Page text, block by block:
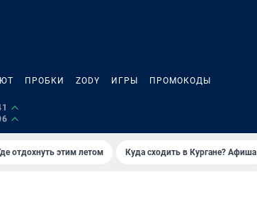
ПРОБКИ ZODY ИГРЫ ПРОМОКОДЫ
отдохнуть этим летом Куда сходить в Кургане? Афиша